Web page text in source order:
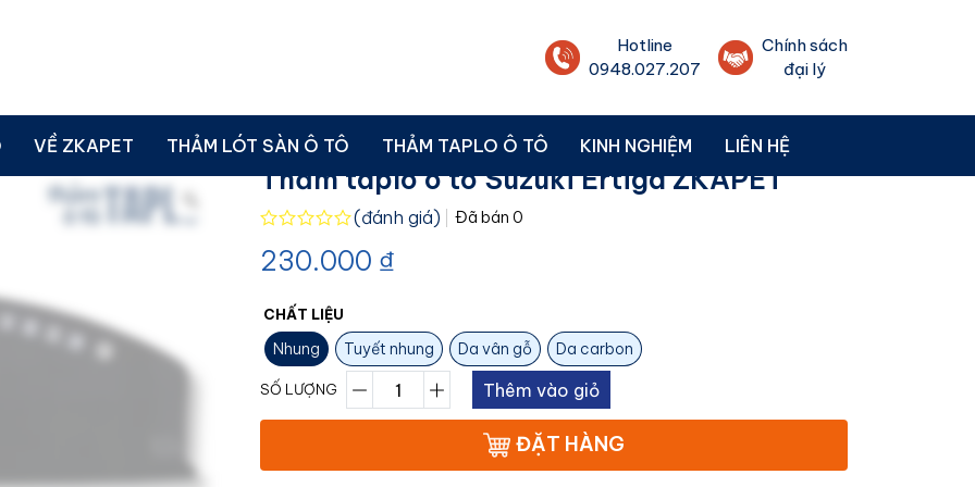
Hotline
0948.027.207
Chính sách
đại lý
VỀ ZKAPET THẢM LÓT SÀN Ô TÔ THẢM TAPLO Ô TÔ KINH NGHIỆM LIÊN HỆ
tô Suzuki Ertiga ZKAPET
Thảm taplo ô tô Suzuki Ertiga ZKAPET
xếp
5
sao
(đánh giá) Đã bán0
230.000 ₫
CHẤT LIỆU
Nhung Tuyết nhung Da vân gỗ Da carbon
SỐ LƯỢNG Thêm vào giỏ
ĐẶT HÀNG